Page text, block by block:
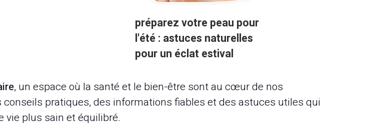
préparez votre peau pour
l'été : astuces naturelles
pour un éclat estival
, un espace où la santé et le bien-être sont au cœur de nos
pratiques, des informations fiables et des astuces utiles qui
vie plus sain et équilibré.